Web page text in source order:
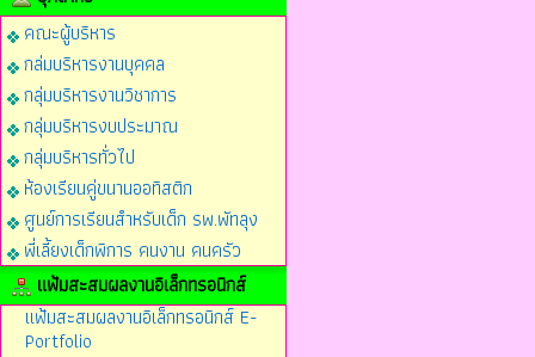
คณะผู้บริหาร
กล่มบริหารงานบุคคล
กลุ่มบริหารงานวิชาการ
กลุ่มบริหารงบประมาณ
กลุ่มบริหารทั่วไป
ห้องเรียนคู่ขนานออทิสติก
ศูนย์การเรียนสำหรับเด็ก รพ.พัทลุง
พี่เลี้ยงเด็กพิการ คนงาน คนครัว
แฟ้มสะสมผลงานอิเล็กทรอนิกส์
แฟ้มสะสมผลงานอิเล็กทรอนิกส์ E-
Portfolio